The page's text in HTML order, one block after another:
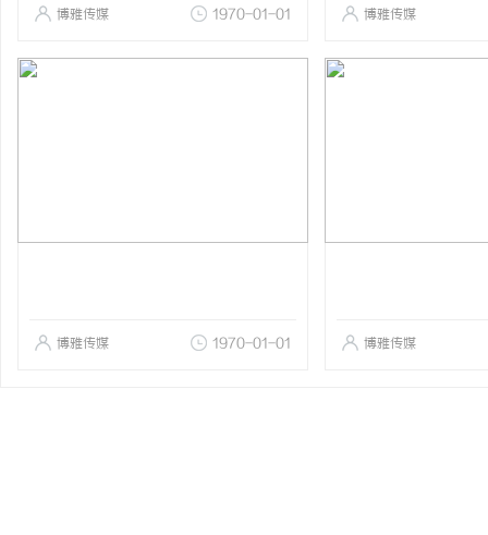
博雅传媒 1970-01-01 博雅传媒
博雅传媒 1970-01-01 博雅传媒